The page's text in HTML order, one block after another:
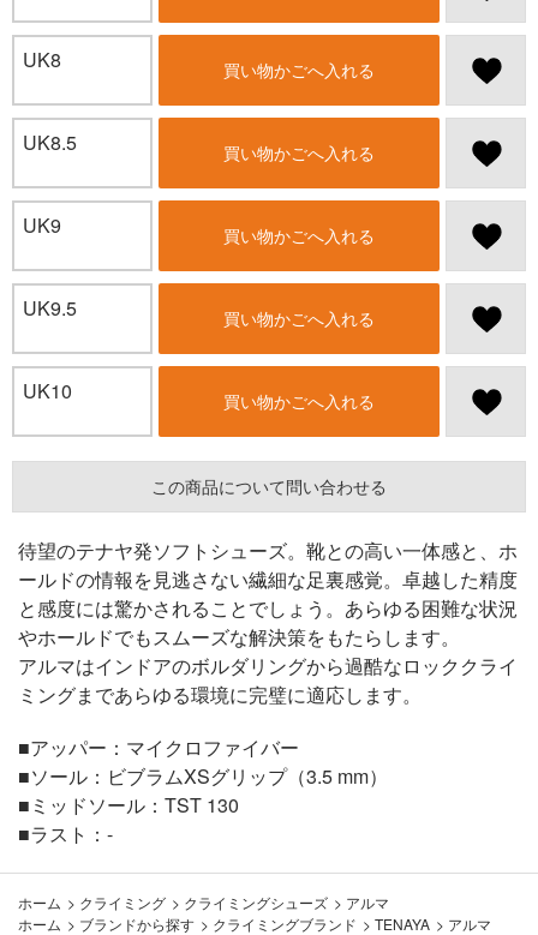
UK8 買い物かごへ入れる
UK8.5 買い物かごへ入れる
UK9 買い物かごへ入れる
UK9.5 買い物かごへ入れる
UK10 買い物かごへ入れる
この商品について問い合わせる
待望のテナヤ発ソフトシューズ。靴との高い一体感と、ホ
ールドの情報を見逃さない繊細な足裏感覚。卓越した精度
と感度には驚かされることでしょう。あらゆる困難な状況
やホールドでもスムーズな解決策をもたらします。
アルマはインドアのボルダリングから過酷なロッククライ
ミングまであらゆる環境に完璧に適応します。
■アッパー：マイクロファイバー
■ソール：ビブラムXSグリップ（3.5 mm）
■ミッドソール：TST 130
■ラスト：-
ホーム > クライミング > クライミングシューズ > アルマ
ホーム > ブランドから探す > クライミングブランド > TENAYA > アルマ